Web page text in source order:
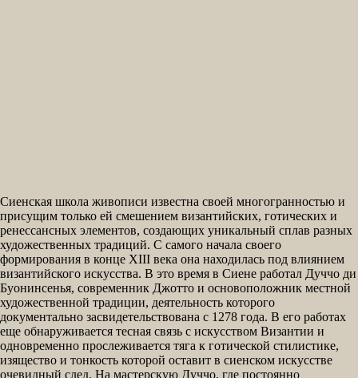
Сиенская школа живописи известна своей многогранностью и
присущим только ей смешением византийских, готических и
ренессансных элементов, создающих уникальный сплав разных
художественных традиций. С самого начала своего
формирования в конце XIII века она находилась под влиянием
византийского искусства. В это время в Сиене работал Дуччо ди
Буонинсенья, современник Джотто и основоположник местной
художественной традиции, деятельность которого
документально засвидетельствована с 1278 года. В его работах
еще обнаруживается тесная связь с искусством Византии и
одновременно прослеживается тяга к готической стилистике,
изящество и тонкость которой оставит в сиенском искусстве
очевидный след. На мастерскую Дуччо, где постоянно